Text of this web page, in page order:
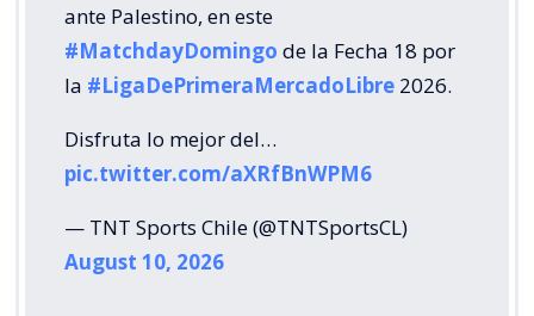
ante Palestino, en este
#MatchdayDomingo de la Fecha 18 por
la #LigaDePrimeraMercadoLibre 2026.
Disfruta lo mejor del…
pic.twitter.com/aXRfBnWPM6
— TNT Sports Chile (@TNTSportsCL)
August 10, 2026